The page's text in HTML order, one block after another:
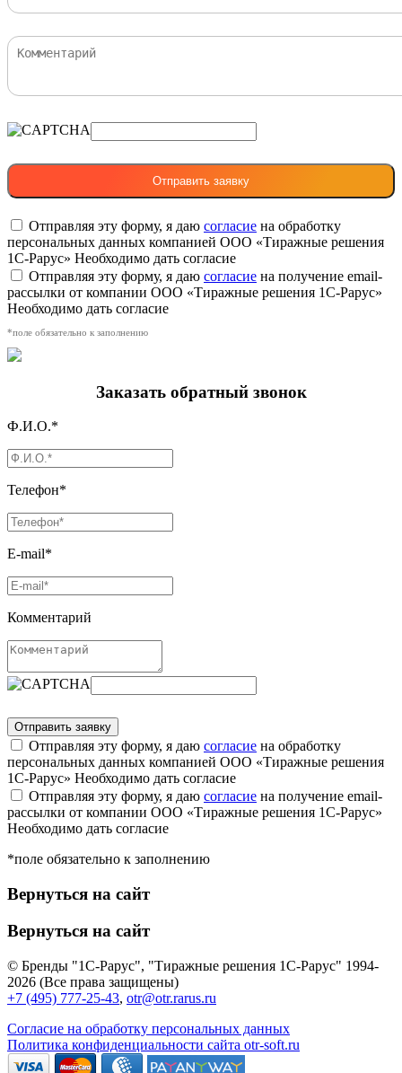
Отправляя эту форму, я даю согласие на обработку
персональных данных компанией ООО «Тиражные решения
1С-Рарус» Необходимо дать согласие
Отправляя эту форму, я даю согласие на получение email-
рассылки от компании ООО «Тиражные решения 1С-Рарус»
Необходимо дать согласие
*поле обязательно к заполнению
Заказать обратный звонок
Ф.И.О.*
Телефон*
E-mail*
Комментарий
Отправляя эту форму, я даю согласие на обработку
персональных данных компанией ООО «Тиражные решения
1С-Рарус» Необходимо дать согласие
Отправляя эту форму, я даю согласие на получение email-
рассылки от компании ООО «Тиражные решения 1С-Рарус»
Необходимо дать согласие
*поле обязательно к заполнению
Вернуться на сайт
Вернуться на сайт
© Бренды "1С-Рарус", "Тиражные решения 1С-Рарус" 1994-
2026 (Все права защищены)
+7 (495) 777-25-43, otr@otr.rarus.ru
Согласие на обработку персональных данных
Политика конфиденциальности сайта otr-soft.ru